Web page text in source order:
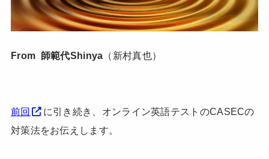
From 師範代Shinya （新村真也）
前回
に引き続き、オンライン英語テストのCASECの
対策法をお伝えします。